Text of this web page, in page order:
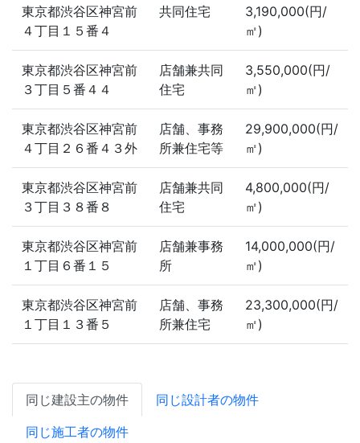
東京都渋谷区神宮前
４丁目１５番４
共同住宅
3,190,000(円/
㎡)
東京都渋谷区神宮前
３丁目５番４４
店舗兼共同
住宅
3,550,000(円/
㎡)
東京都渋谷区神宮前
４丁目２６番４３外
店舗、事務
所兼住宅等
29,900,000(円/
㎡)
東京都渋谷区神宮前
３丁目３８番８
店舗兼共同
住宅
4,800,000(円/
㎡)
東京都渋谷区神宮前
１丁目６番１５
店舗兼事務
所
14,000,000(円/
㎡)
東京都渋谷区神宮前
１丁目１３番５
店舗、事務
所兼住宅
23,300,000(円/
㎡)
同じ建設主の物件
同じ設計者の物件
同じ施工者の物件